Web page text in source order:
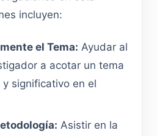
incluyen:
el Tema: Ayudar al
a acotar un tema
significativo en el
Asistir en la